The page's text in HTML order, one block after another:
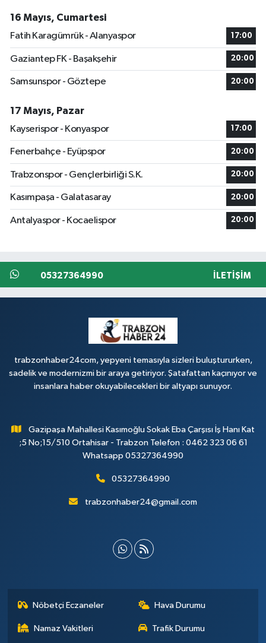
16 Mayıs, Cumartesi
Fatih Karagümrük - Alanyaspor
17:00
Gaziantep FK - Başakşehir 20:00
Samsunspor - Göztepe 20:00
17 Mayıs, Pazar
Kayserispor - Konyaspor
17:00
Fenerbahçe - Eyüpspor 20:00
Trabzonspor - Gençlerbirliği S.K. 20:00
Kasımpaşa - Galatasaray 20:00
Antalyaspor - Kocaelispor 20:00
05327364990 İLETIŞIM
trabzonhaber24com, yepyeni temasıyla sizleri buluştururken,
sadelik ve modernizmi bir araya getiriyor. Şatafattan kaçınıyor ve
insanlara haber okuyabilecekleri bir altyapı sunuyor.
Gazipaşa Mahallesi Kasımoğlu Sokak Eba Çarşısı İş Hanı Kat
;5 No;15/510 Ortahisar - Trabzon Telefon : 0462 323 06 61
Whatsapp 05327364990
05327364990
trabzonhaber24@gmail.com
Nöbetçi Eczaneler Hava Durumu
Namaz Vakitleri Trafik Durumu